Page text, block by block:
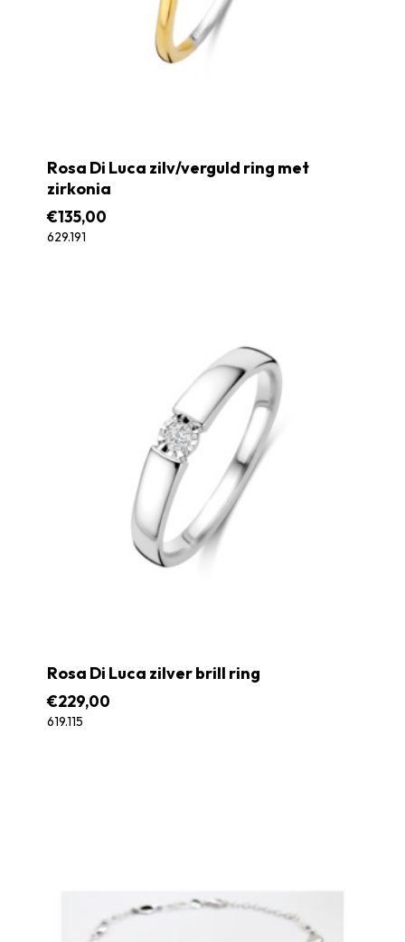
Rosa Di Luca zilv/verguld ring met
zirkonia
€135,00
629.191
Rosa Di Luca zilver brill ring
€229,00
619.115